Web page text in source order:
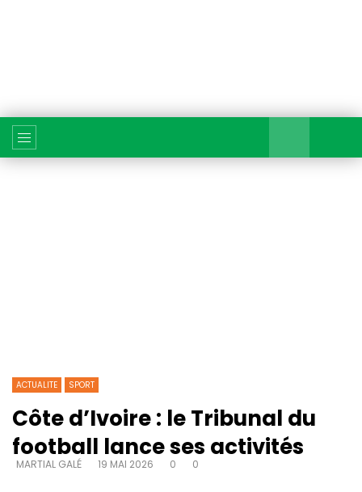
ACTUALITE SPORT
Côte d’Ivoire : le Tribunal du
football lance ses activités
MARTIAL GALÉ 19 MAI 2026 0 0